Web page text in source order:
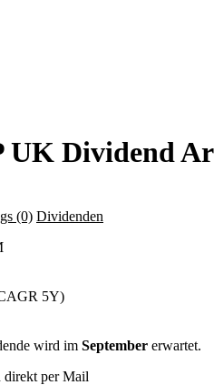
UK Dividend
(0) Dividenden
5Y)
wird im September erwartet.
direkt per Mail